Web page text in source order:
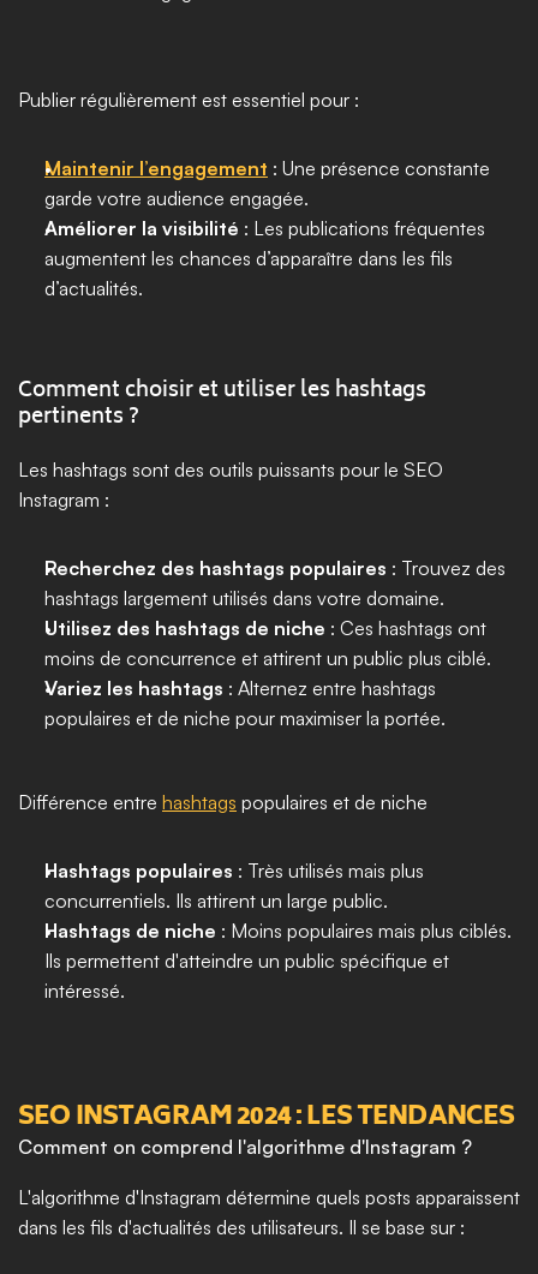
Publier régulièrement est essentiel pour :
Maintenir l’engagement : Une présence constante
garde votre audience engagée.
Améliorer la visibilité : Les publications fréquentes
augmentent les chances d’apparaître dans les fils
d’actualités.
Comment choisir et utiliser les hashtags
pertinents ?
Les hashtags sont des outils puissants pour le SEO
Instagram :
Recherchez des hashtags populaires : Trouvez des
hashtags largement utilisés dans votre domaine.
Utilisez des hashtags de niche : Ces hashtags ont
moins de concurrence et attirent un public plus ciblé.
Variez les hashtags : Alternez entre hashtags
populaires et de niche pour maximiser la portée.
Différence entre hashtags populaires et de niche
Hashtags populaires : Très utilisés mais plus
concurrentiels. Ils attirent un large public.
Hashtags de niche : Moins populaires mais plus ciblés.
Ils permettent d'atteindre un public spécifique et
intéressé.
SEO INSTAGRAM 2024 : LES TENDANCES
Comment on comprend l'algorithme d'Instagram ?
L'algorithme d'Instagram détermine quels posts apparaissent
dans les fils d'actualités des utilisateurs. Il se base sur :